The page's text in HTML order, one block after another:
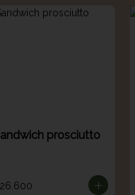
prosciutto